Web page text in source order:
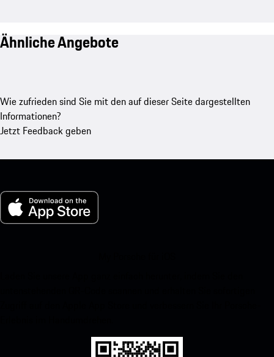
Ähnliche Angebote
Wie zufrieden sind Sie mit den auf dieser Seite dargestellten
Informationen?
Jetzt Feedback geben